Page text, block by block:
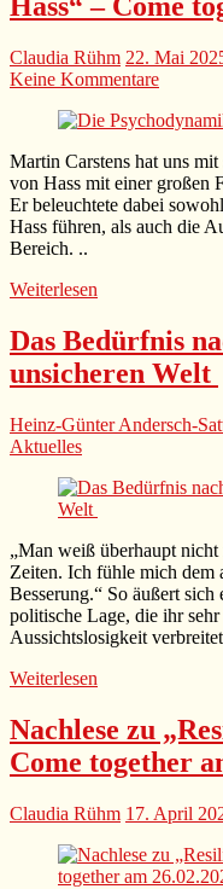
Claudia Rühm 22. Mai
Keine Kommentare
Martin Carstens hat uns
von Hass mit einer großen
Er beleuchtete dabei
Hass führen, als auch die
Bereich. ..
Weiterlesen
Das Bedürfnis
unsicheren Welt
Heinz-Günter Andersch-
Aktuelles
„Man weiß überhaupt nicht
Zeiten. Ich fühle mich dem
Besserung.“ So äußert
politische Lage, die ihr
Aussichtslosigkeit
Weiterlesen
Nachlese zu
Come together
Claudia Rühm 17. April